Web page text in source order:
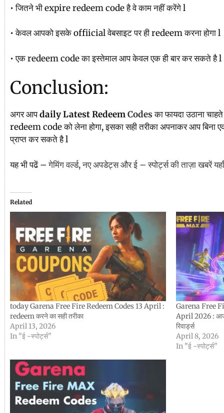
• जितने भी expire redeem code है वे काम नहीं करेंगे l
• केवल आपको इसके offiicial वेबसाइट पर ही redeem करना होगा l
• एक redeem code का इस्तेमाल आप केवल एक ही बार कर सकते है l
Conclusion:
अगर आपdaily Latest RedeemCodes का फायदा उठाना
redeem code को लेना होगा, इसका सही तरीका अपनाकर आप बिना एक
प्राप्त कर सकते है l
यह भी पढें –गेमिंग वर्ल्ड, नए अपडेट्स और ई – स्पोर्ट्स की ताज़ा खबरें
Related
today Garena Free Fire Redeem Codes 13 April :
redeem करने का सही तरीका
April 13, 2026
In "ई -स्पोर्ट्स"
Garena Free
April 2026 : आज
रिवार्ड्स
April 8, 2026
In "ई -स्पोर्ट्स"